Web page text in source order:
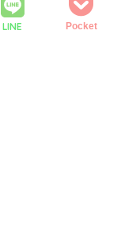
LINE Pocket